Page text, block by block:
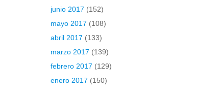
junio 2017 (152)
mayo 2017 (108)
abril 2017 (133)
marzo 2017 (139)
febrero 2017 (129)
enero 2017 (150)